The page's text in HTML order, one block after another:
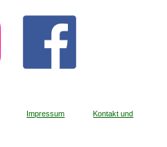
Impressum
Kontakt und